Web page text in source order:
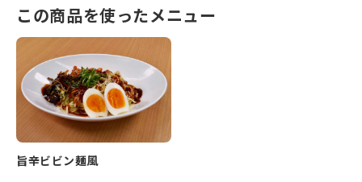
この商品を使ったメニュー
旨辛ビビン麺風